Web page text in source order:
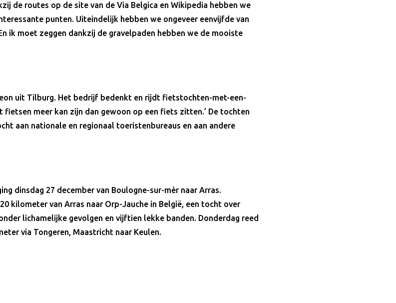
de routes op de site van de Via Belgica en Wikipedia hebben we
punten. Uiteindelijk hebben we ongeveer eenvijfde van
ik moet zeggen dankzij de gravelpaden hebben we de mooiste
uit Tilburg. Het bedrijf bedenkt en rijdt fietstochten-met-een-
fietsen meer kan zijn dan gewoon op een fiets zitten.’ De tochten
aan nationale en regionaal toeristenbureaus en aan andere
dinsdag 27 december van Boulogne-sur-mèr naar Arras.
kilometer van Arras naar Orp-Jauche in België, een tocht over
lichamelijke gevolgen en vijftien lekke banden. Donderdag reed
via Tongeren, Maastricht naar Keulen.